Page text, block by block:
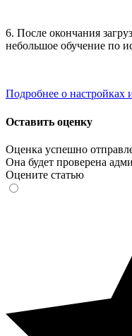
6. После окончания
небольшое обучение по
Подробнее о настройках
Оставить оценку
Оценка успешно
Она будет проверена
Оцените статью